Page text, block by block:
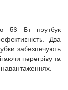
56 Вт ноутбук
Два
забезпечують
перегріву та